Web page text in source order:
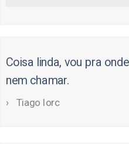
Coisa linda, vou pra
nem chamar.
Tiago Iorc